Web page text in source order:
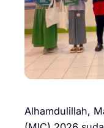
Alhamdulillah,